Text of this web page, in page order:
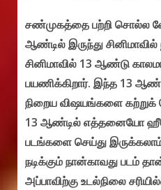
சண்முகத்தை பற்றி சொல்ல
ஆண்டில் இருந்து
சினிமாவில் 13 ஆண்டு
பயணிக்கிறார். இந்த 13
நிறைய விஷயங்களை கற்றுக்
13 ஆண்டில் எத்தனையோ
படங்களை செய்து
நடிக்கும் நான்காவது படம்
அப்பாவிற்கு உடல்நிலை